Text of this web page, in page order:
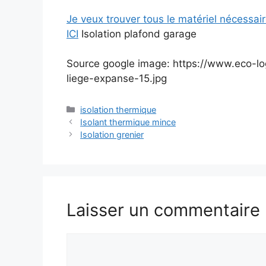
Je veux trouver tous le matériel
ICI Isolation plafond garage
Source google image: https://www.eco-
liege-expanse-15.jpg
Catégories
isolation thermique
Isolant thermique mince
Isolation grenier
Laisser un commentaire